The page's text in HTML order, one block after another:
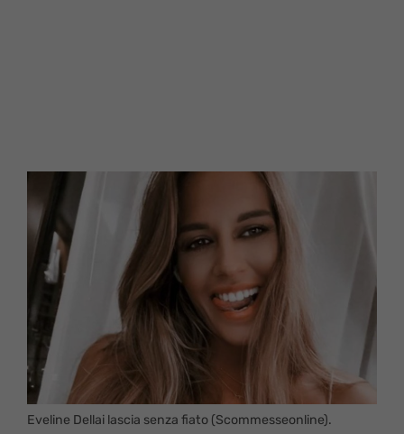
Eveline Dellai lascia senza fiato (Scommesseonline).